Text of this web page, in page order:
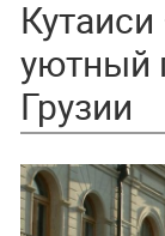
уютный
Грузии